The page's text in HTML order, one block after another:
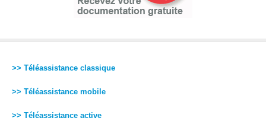
>> Téléassistance classique
>> Téléassistance mobile
>> Téléassistance active